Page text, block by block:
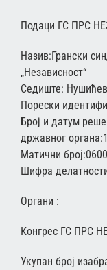
Подаци ГС ПРС
Назив:Грански
„Независност“
Седиште:
Порески
Број и датум
државног
Матични
Шифра
Органи :
Конгрес ГС ПРС
Укупан број